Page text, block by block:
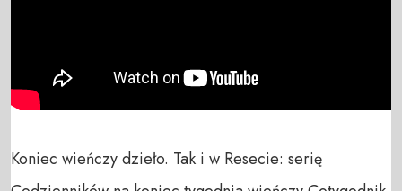
Koniec wieńczy dzieło. Tak i w Resecie: serię